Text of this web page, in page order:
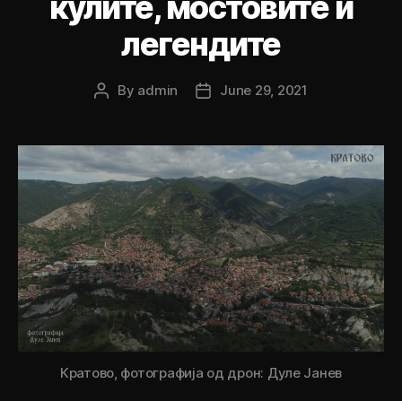
легендите
Post
By admin
PostJune 29, 2021
Кратово, фотографија од дрон: Дуле Јанев